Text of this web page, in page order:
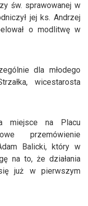
św. sprawowanej w
jej ks. Andrzej
o modlitwę w
dla młodego
wicestarosta
miejsce na Placu
przemówienie
Balicki, który w
na to, że działania
już w pierwszym